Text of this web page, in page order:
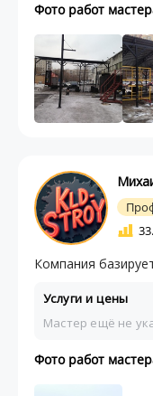
Фото работ
Компания
Услуги и цены
Мастер ещё не
Фото работ